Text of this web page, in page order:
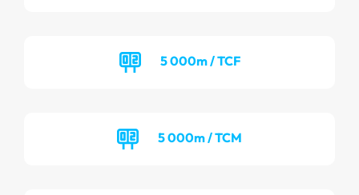
5 000m / TCF
5 000m / TCM